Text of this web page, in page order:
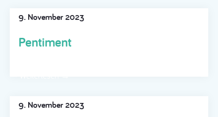
9. November 2023
Pentiment
9. November 2023